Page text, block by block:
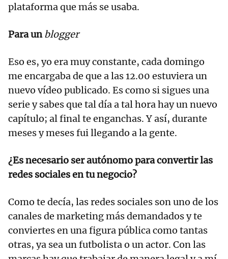
plataforma que más se usaba.
Para unblogger
Eso es, yo era muy constante, cada domingo
me encargaba de que a las 12.00 estuviera un
nuevo vídeo publicado. Es como si sigues una
serie y sabes que tal día a tal hora hay un nuevo
capítulo; al final te enganchas. Y así, durante
meses y meses fui llegando a la gente.
¿Es necesario ser autónomo para convertir las
redes sociales en tu negocio?
Como te decía, las redes sociales son uno de los
canales de marketing más demandados y te
conviertes en una figura pública como tantas
otras, ya sea un futbolista o un actor. Con las